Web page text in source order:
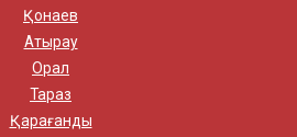
Қонаев
Атырау
Орал
Тараз
Қарағанды